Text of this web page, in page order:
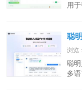
用
聪
浏览
聪
多